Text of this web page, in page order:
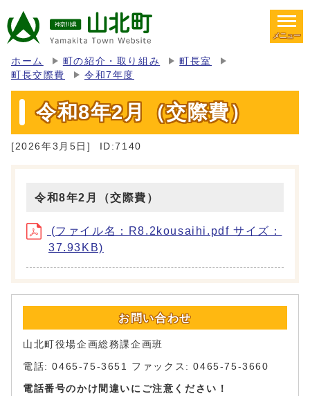
メニュー
ホーム 町の紹介・取り組み
町長室
町長交際費
令和7年度
令和8年2月（交際費）
[2026年3月5日] ID:7140
令和8年2月（交際費）
(ファイル名：R8.2kousaihi.pdf サイズ：
37.93KB)
お問い合わせ
山北町役場企画総務課企画班
電話: 0465-75-3651 ファックス: 0465-75-3660
電話番号のかけ間違いにご注意ください！